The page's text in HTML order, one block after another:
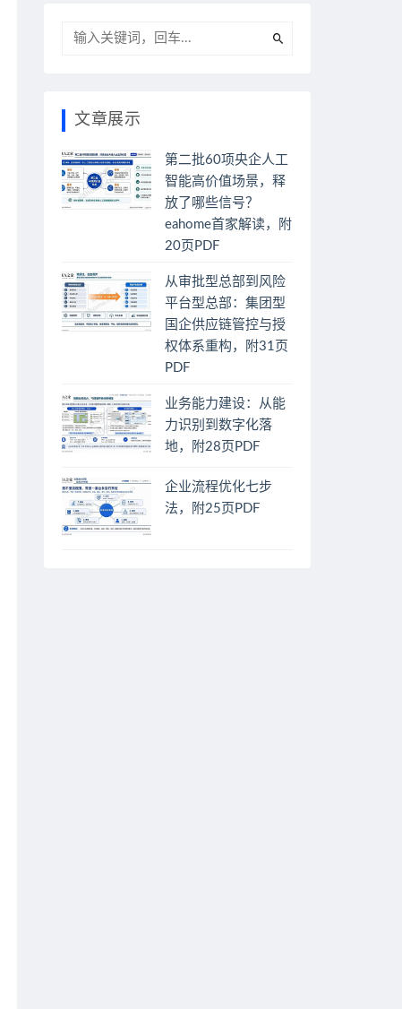
文章展示
第二批60项央企人工
智能高价值场景，释
放了哪些信号？
eahome首家解读，附
20页PDF
从审批型总部到风险
平台型总部：集团型
国企供应链管控与授
权体系重构，附31页
PDF
业务能力建设：从能
力识别到数字化落
地，附28页PDF
企业流程优化七步
法，附25页PDF